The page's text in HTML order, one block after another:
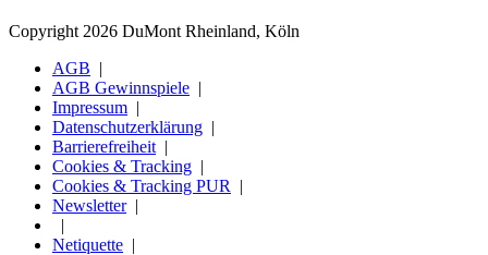
Copyright 2026 DuMont Rheinland, Köln
AGB
AGB Gewinnspiele
Impressum
Datenschutzerklärung
Barrierefreiheit
Cookies & Tracking
Cookies & Tracking PUR
Newsletter
Netiquette